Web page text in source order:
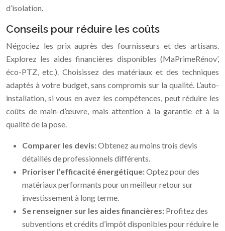
d’isolation.
Conseils pour réduire les coûts
Négociez les prix auprès des fournisseurs et des artisans.
Explorez les aides financières disponibles (MaPrimeRénov’,
éco-PTZ, etc.). Choisissez des matériaux et des techniques
adaptés à votre budget, sans compromis sur la qualité. L’auto-
installation, si vous en avez les compétences, peut réduire les
coûts de main-d’œuvre, mais attention à la garantie et à la
qualité de la pose.
Comparer les devis:Obtenez au moins trois devis
détaillés de professionnels différents.
Prioriser l’efficacité énergétique:Optez pour des
matériaux performants pour un meilleur retour sur
investissement à long terme.
Se renseigner sur les aides financières: Profitez des
subventions et crédits d’impôt disponibles pour réduire le